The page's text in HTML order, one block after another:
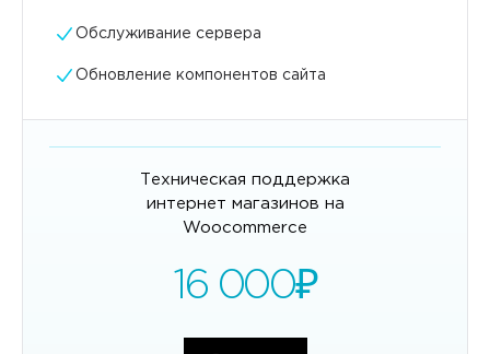
Обслуживание сервера
Обновление компонентов сайта
Техническая поддержка
интернет магазинов на
Woocommerce
16 000₽